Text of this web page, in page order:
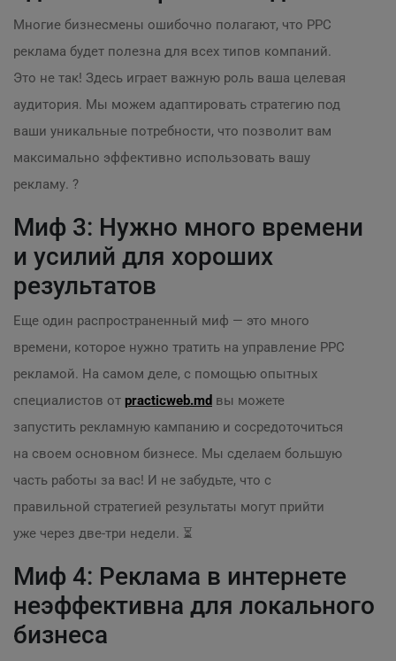
Многие бизнесмены ошибочно полагают, что PPC
реклама будет полезна для всех типов компаний.
Это не так! Здесь играет важную роль ваша целевая
аудитория. Мы можем адаптировать стратегию под
ваши уникальные потребности, что позволит вам
максимально эффективно использовать вашу
рекламу. ?
Миф 3: Нужно много времени
и усилий для хороших
результатов
Еще один распространенный миф — это много
времени, которое нужно тратить на управление PPC
рекламой. На самом деле, с помощью опытных
специалистов от practicweb.md вы можете
запустить рекламную кампанию и сосредоточиться
на своем основном бизнесе. Мы сделаем большую
часть работы за вас! И не забудьте, что с
правильной стратегией результаты могут прийти
уже через две-три недели. ⏳
Миф 4: Реклама в интернете
неэффективна для локального
бизнеса